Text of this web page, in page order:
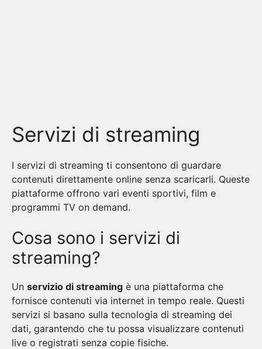
Servizi di streaming
I servizi di streaming ti consentono di guardare
contenuti direttamente online senza scaricarli. Queste
piattaforme offrono vari eventi sportivi, film e
programmi TV on demand.
Cosa sono i servizi di
streaming?
Un servizio di streaming è una piattaforma che
fornisce contenuti via internet in tempo reale. Questi
servizi si basano sulla tecnologia di streaming dei
dati, garantendo che tu possa visualizzare contenuti
live o registrati senza copie fisiche.